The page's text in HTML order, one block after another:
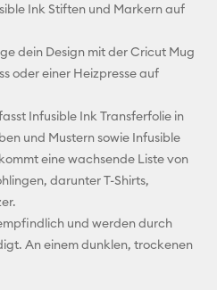
Ink Stiften und Markern auf
dein Design mit der Cricut Mug
oder einer Heizpresse auf
Infusible Ink Transferfolie in
und Mustern sowie Infusible
eine wachsende Liste von
darunter T-Shirts,
und werden durch
An einem dunklen, trockenen